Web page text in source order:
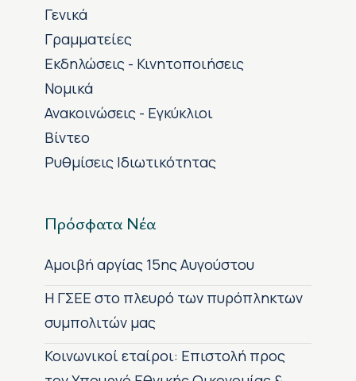
Γενικά
Γραμματείες
Εκδηλώσεις - Κινητοποιήσεις
Νομικά
Ανακοινώσεις - Εγκύκλιοι
Βίντεο
Ρυθμίσεις Ιδιωτικότητας
Πρόσφατα Νέα
Αμοιβή αργίας 15ης Αυγούστου
H ΓΣΕΕ στο πλευρό των πυρόπληκτων
συμπολιτών μας
Κοινωνικοί εταίροι: Επιστολή προς